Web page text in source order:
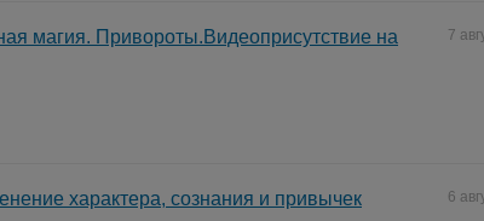
7
магия. Привороты.Видеоприсутствие на
6
характера, сознания и привычек